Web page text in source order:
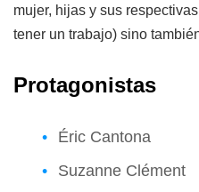
mujer, hijas y sus
tener un trabajo) sino
Protagonistas
Éric Cantona
Suzanne Clément